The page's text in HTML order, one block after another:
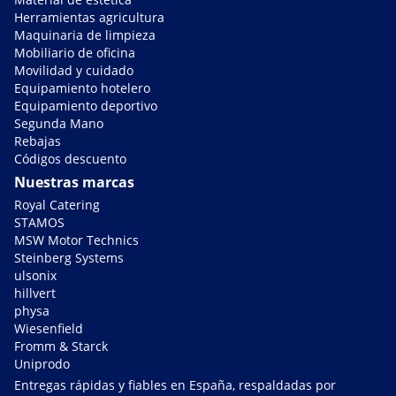
Herramientas agricultura
Maquinaria de limpieza
Mobiliario de oficina
Movilidad y cuidado
Equipamiento hotelero
Equipamiento deportivo
Segunda Mano
Rebajas
Códigos descuento
Nuestras marcas
Royal Catering
STAMOS
MSW Motor Technics
Steinberg Systems
ulsonix
hillvert
physa
Wiesenfield
Fromm & Starck
Uniprodo
Entregas rápidas y fiables en España, respaldadas por